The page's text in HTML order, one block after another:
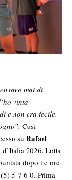
mai di
vinta
e non era facile.
Così
su Rafael
2026. Lotta
dopo tre ore
5-7 6-0. Prima